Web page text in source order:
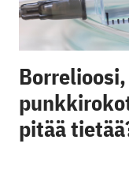
Borrelioosi,
pitää